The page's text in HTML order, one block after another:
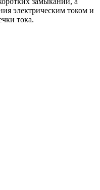
электрическим током и
тока.